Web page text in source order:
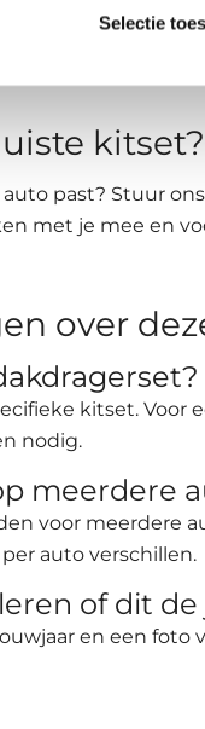
Selectie
kitset?
past? Stuur
met je mee en
over
kitset. Voor
nodig.
meerdere
voor meerdere
auto verschillen.
of dit de
en een foto